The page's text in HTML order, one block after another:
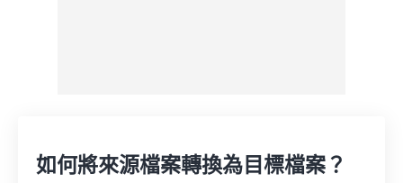
如何將來源檔案轉換為目標檔案？